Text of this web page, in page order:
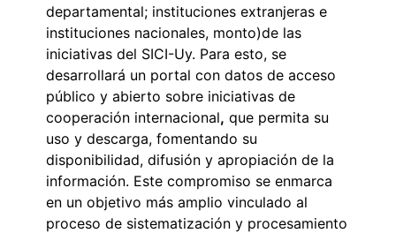
departamental; instituciones extranjeras e
instituciones nacionales, monto)de las
iniciativas del SICI-Uy. Para esto, se
desarrollará un portal con datos de acceso
público y abierto sobre iniciativas de
cooperación internacional, que permita su
uso y descarga, fomentando su
disponibilidad, difusión y apropiación de la
información. Este compromiso se enmarca
en un objetivo más amplio vinculado al
proceso de sistematización y procesamiento